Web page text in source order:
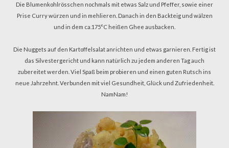
Die Blumenkohlrösschen nochmals mit etwas Salz und Pfeffer, sowie einer
Prise Curry würzen und in mehlieren. Danach in den Backteig und wälzen
und in dem ca.175°C heißen Ghee ausbacken.
Die Nuggets auf den Kartoffelsalat anrichten und etwas garnieren. Fertig ist
das Silvestergericht und kann natürlich zu jedem anderen Tag auch
zubereitet werden. Viel Spaß beim probieren und einen guten Rutsch ins
neue Jahrzehnt. Verbunden mit viel Gesundheit, Glück und Zufriedenheit.
NamNam!